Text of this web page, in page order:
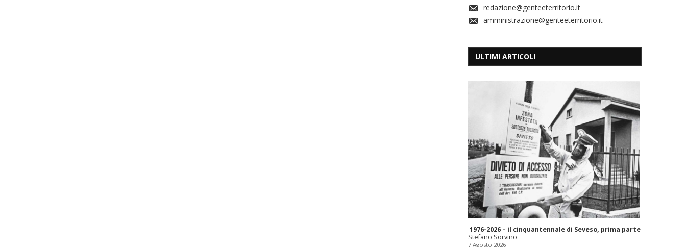
redazione@genteeterritorio.it
amministrazione@genteeterritorio.it
ULTIMI ARTICOLI
1976-2026 – il cinquantennale di Seveso, prima parte
Stefano Sorvino
7 Agosto 2026